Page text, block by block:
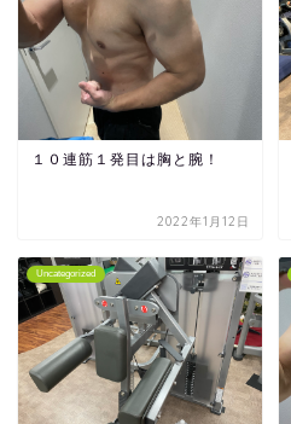
１０連筋１発目は胸と腕！
2022年1月12日
Uncategorized